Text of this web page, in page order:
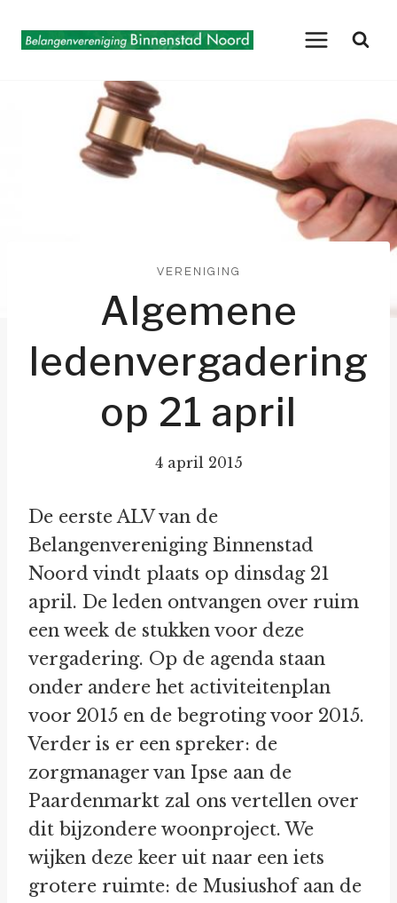
naar
VERENIGING
Algemene
ledenvergadering
op 21 april
4 april 2015
De eerste ALV van de
Belangenvereniging Binnenstad
Noord vindt plaats op dinsdag 21
april. De leden ontvangen over ruim
een week de stukken voor deze
vergadering. Op de agenda staan
onder andere het activiteitenplan
voor 2015 en de begroting voor 2015.
Verder is er een spreker: de
zorgmanager van Ipse aan de
Paardenmarkt zal ons vertellen over
dit bijzondere woonproject. We
wijken deze keer uit naar een iets
grotere ruimte: de Musiushof aan de